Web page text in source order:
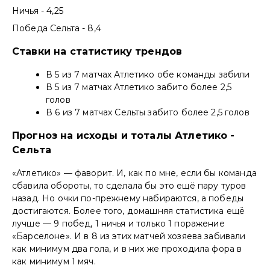
Ничья - 4,25
Победа Сельта - 8,4
Ставки на статистику трендов
В 5 из 7 матчах Атлетико обе команды забили
В 5 из 7 матчах Атлетико забито более 2,5
голов
В 6 из 7 матчах Сельты забито более 2,5 голов
Прогноз на исходы и тоталы Атлетико -
Сельта
«Атлетико» — фаворит. И, как по мне, если бы команда
сбавила обороты, то сделала бы это ещё пару туров
назад. Но очки по-прежнему набираются, а победы
достигаются. Более того, домашняя статистика ещё
лучше — 9 побед, 1 ничья и только 1 поражение
«Барселоне». И в 8 из этих матчей хозяева забивали
как минимум два гола, и в них же проходила фора в
как минимум 1 мяч.